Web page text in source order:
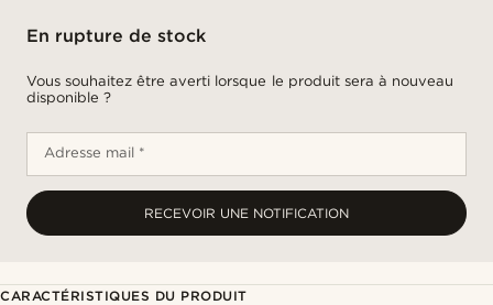
En rupture de stock
Vous souhaitez être averti lorsque le produit sera à nouveau
disponible ?
Adresse mail *
RECEVOIR UNE NOTIFICATION
CARACTÉRISTIQUES DU PRODUIT